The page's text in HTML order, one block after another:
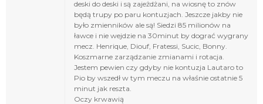
deski do deski i są zajeżdżani, na wiosnę to znów
będą trupy po paru kontuzjach. Jeszcze jakby nie
było zmienników ale są! Siedzi 85 milionów na
ławce i nie wejdzie na 30minut by dograć wygrany
mecz. Henrique, Diouf, Fratessi, Sucic, Bonny.
Koszmarne zarządzanie zmianami i rotacja.
Jestem pewien czy gdyby nie kontuzja Lautaro to
Pio by wszedł w tym meczu na właśnie ostatnie 5
minut jak reszta.
Oczy krwawią